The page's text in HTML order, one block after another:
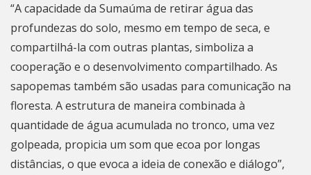
“A capacidade da Sumaúma de retirar água das
profundezas do solo, mesmo em tempo de seca, e
compartilhá-la com outras plantas, simboliza a
cooperação e o desenvolvimento compartilhado. As
sapopemas também são usadas para comunicação na
floresta. A estrutura de maneira combinada à
quantidade de água acumulada no tronco, uma vez
golpeada, propicia um som que ecoa por longas
distâncias, o que evoca a ideia de conexão e diálogo”,